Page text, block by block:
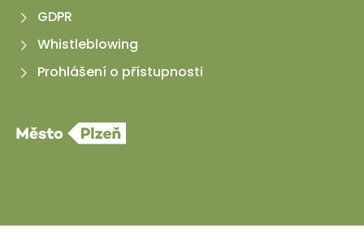
GDPR
Whistleblowing
Prohlášení o přístupnosti